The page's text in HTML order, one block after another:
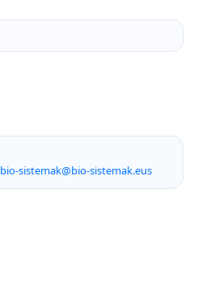
bio-sistemak@bio-sistemak.eus